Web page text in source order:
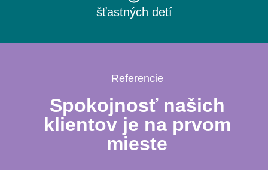
šťastných detí
Referencie
Spokojnosť našich
klientov je na prvom
mieste